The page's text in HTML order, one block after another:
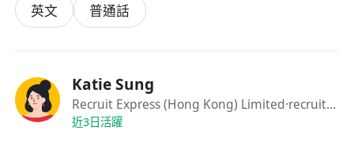
英文
普通話
Katie Sung
Recruit Express (Hong Kong) Limited·recruitment specialist
近3日活躍